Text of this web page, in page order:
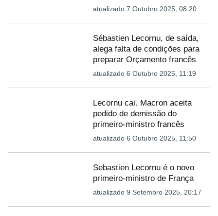
atualizado 7 Outubro 2025, 08:20
Sébastien Lecornu, de saída,
alega falta de condições para
preparar Orçamento francês
atualizado 6 Outubro 2025, 11:19
Lecornu cai. Macron aceita
pedido de demissão do
primeiro-ministro francês
atualizado 6 Outubro 2025, 11:50
Sebastien Lecornu é o novo
primeiro-ministro de França
atualizado 9 Setembro 2025, 20:17